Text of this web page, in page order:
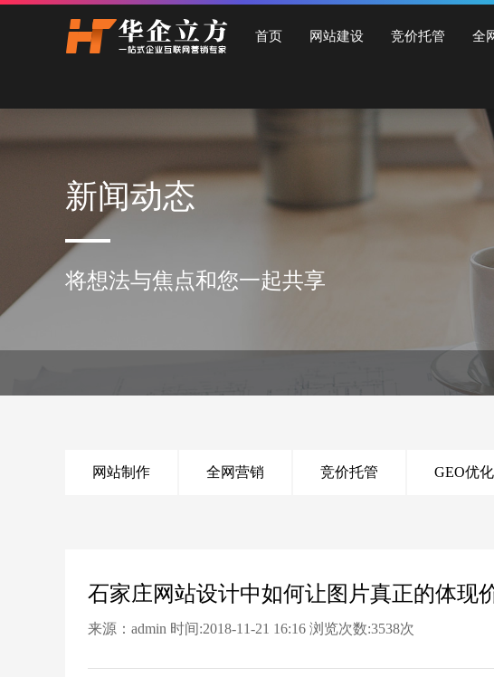
首页 网站建设 竞价托管 全
新闻动态
将想法与焦点和您一起共享
网站制作 全网营销 竞价托管 GEO优化
石家庄网站设计中如何让图片真正的体现
来源： admin 时间:2018-11-21 16:16 浏览次数:3538次